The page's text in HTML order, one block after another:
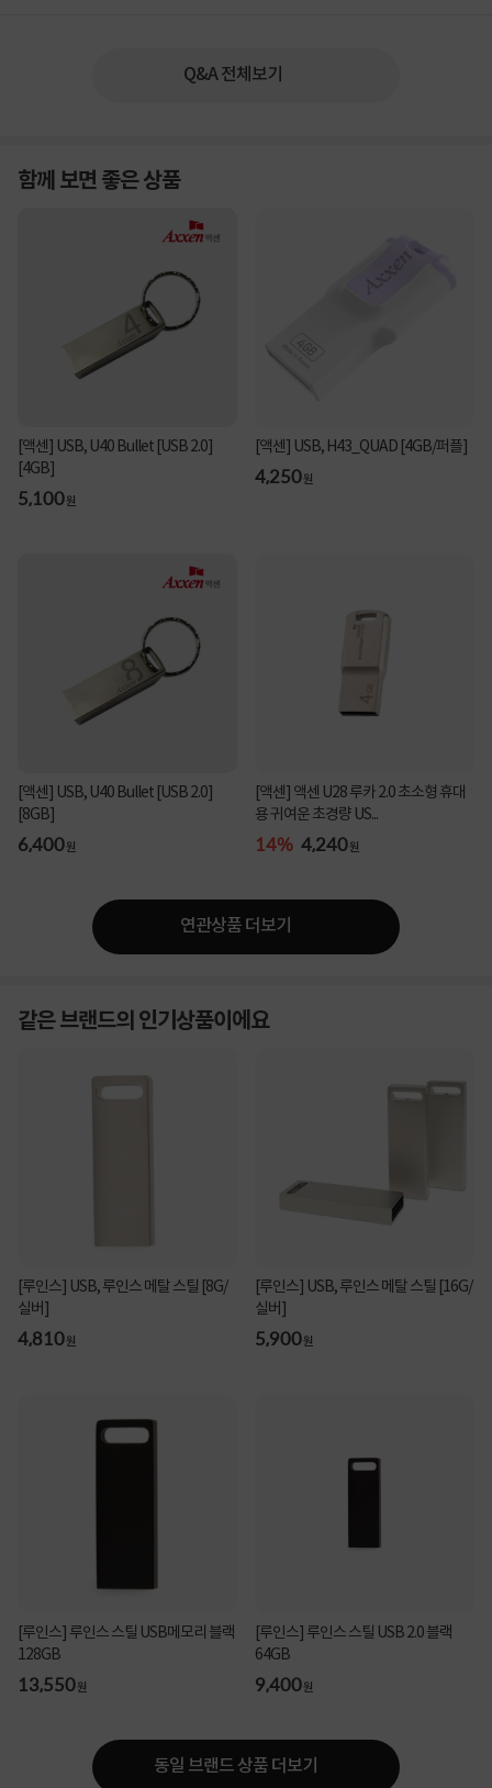
Q&A 전체보기
함께 보면 좋은 상품
[액센] USB, U40 Bullet [USB 2.0]
[4GB]
5,100원
[액센] USB, H43_QUAD [4GB/퍼플]
4,250원
[액센] USB, U40 Bullet [USB 2.0]
[8GB]
6,400원
[액센] 액센 U28 루카 2.0 초소형 휴대
용 귀여운 초경량 US...
14% 4,240원
연관상품 더보기
같은 브랜드의 인기상품이에요
[루인스] USB, 루인스 메탈 스틸 [8G/
실버]
4,810원
[루인스] USB, 루인스 메탈 스틸 [16G/
실버]
5,900원
[루인스] 루인스 스틸 USB메모리 블랙
128GB
13,550원
[루인스] 루인스 스틸 USB 2.0 블랙
64GB
9,400원
동일 브랜드 상품 더보기